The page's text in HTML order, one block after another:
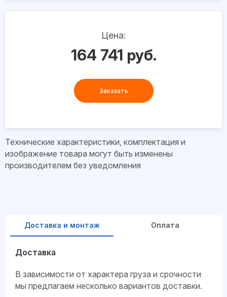
Цена:
164 741 руб.
Заказать
Технические характеристики, комплектация и
изображение товара могут быть изменены
производителем без уведомления
Доставка и монтаж Оплата
Доставка
В зависимости от характера груза и срочности
мы предлагаем несколько вариантов доставки.